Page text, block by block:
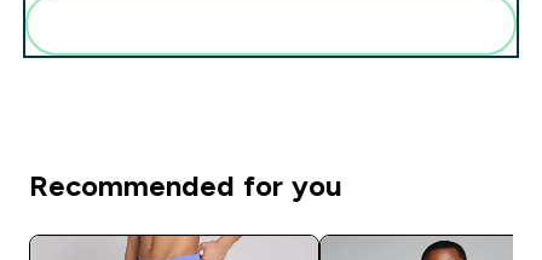
Recommended for you